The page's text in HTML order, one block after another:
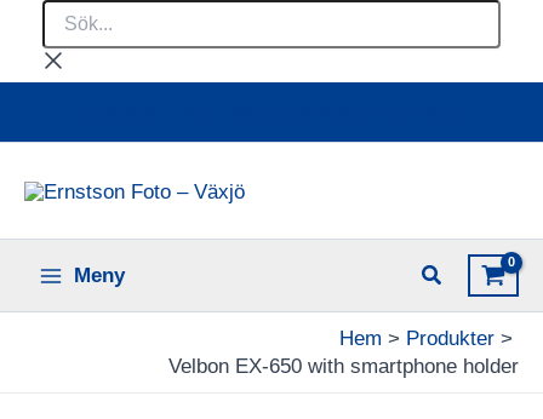
innehåll
Sök...
Meny
Hem
Produkter
Velbon EX-650 with smartphone holder